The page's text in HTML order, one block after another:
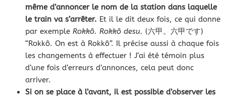
même d’annoncer le nom de la station dans laquelle
le train va s’arrêter. Et il le dit deux fois, ce qui donne
par exemple Rokkô. Rokkô desu. (六甲。六甲です)
“Rokkô. On est à Rokkô”. Il précise aussi à chaque fois
les changements à effectuer ! J’ai été témoin plus
d’une fois d’erreurs d’annonces, cela peut donc
arriver.
Si on se place à l’avant, il est possible d’observer les